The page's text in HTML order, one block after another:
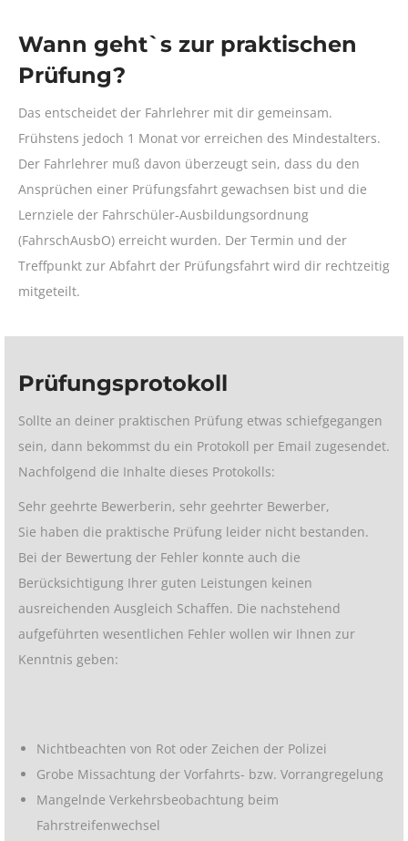
Wann geht`s zur praktischen
Prüfung?
Das entscheidet der Fahrlehrer mit dir gemeinsam.
Frühstens jedoch 1 Monat vor erreichen des Mindestalters.
Der Fahrlehrer muß davon überzeugt sein, dass du den
Ansprüchen einer Prüfungsfahrt gewachsen bist und die
Lernziele der Fahrschüler-Ausbildungsordnung
(FahrschAusbO) erreicht wurden. Der Termin und der
Treffpunkt zur Abfahrt der Prüfungsfahrt wird dir rechtzeitig
mitgeteilt.
Prüfungsprotokoll
Sollte an deiner praktischen Prüfung etwas schiefgegangen
sein, dann bekommst du ein Protokoll per Email zugesendet.
Nachfolgend die Inhalte dieses Protokolls:
Sehr geehrte Bewerberin, sehr geehrter Bewerber,
Sie haben die praktische Prüfung leider nicht bestanden.
Bei der Bewertung der Fehler konnte auch die
Berücksichtigung Ihrer guten Leistungen keinen
ausreichenden Ausgleich Schaffen. Die nachstehend
aufgeführten wesentlichen Fehler wollen wir Ihnen zur
Kenntnis geben:
Nichtbeachten von Rot oder Zeichen der Polizei
Grobe Missachtung der Vorfahrts- bzw. Vorrangregelung
Mangelnde Verkehrsbeobachtung beim
Fahrstreifenwechsel